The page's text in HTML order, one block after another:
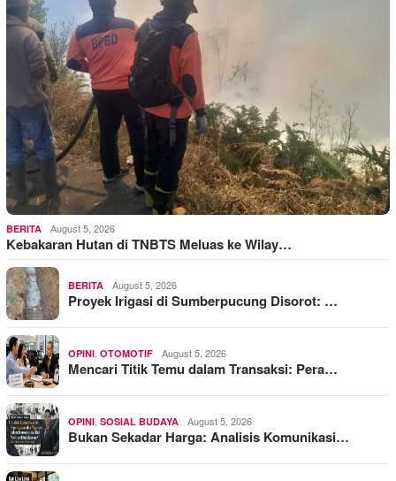
BERITA August 5, 2026
Kebakaran Hutan di TNBTS Meluas ke Wilay…
BERITA August 5, 2026
Proyek Irigasi di Sumberpucung Disorot: …
OPINI OTOMOTIF August 5, 2026
Mencari Titik Temu dalam Transaksi: Pera…
OPINI SOSIAL BUDAYA August 5, 2026
Bukan Sekadar Harga: Analisis Komunikasi…